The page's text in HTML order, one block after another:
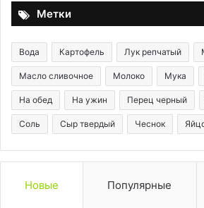
Метки
Вода Картофель Лук репчатый
Масло сливочное Молоко Мука
На обед На ужин Перец черный
Соль Сыр твердый Чеснок
Новые Популярные